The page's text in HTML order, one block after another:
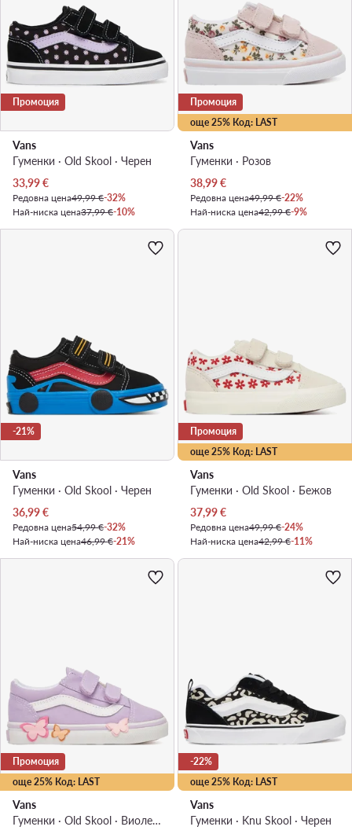
Промоция
Vans
Гуменки · Old Skool · Черен
Актуална цена
33,99€
Редовна цена49,99 €-32%
Най-ниска цена37,99 €-10%
още 25% Код: LAST
Промоция
Vans
Гуменки · Розов
Актуална цена
38,99€
Редовна цена49,99 €-22%
Най-ниска цена42,99 €-9%
-21%
Vans
Гуменки · Old Skool · Черен
Актуална цена
36,99€
Редовна цена54,99 €-32%
Най-ниска цена46,99 €-21%
още 25% Код: LAST
Промоция
Vans
Гуменки · Old Skool · Бежов
Актуална цена
37,99€
Редовна цена49,99 €-24%
Най-ниска цена42,99 €-11%
още 25% Код: LAST
Промоция
Vans
Гуменки · Old Skool · Виолетов
още 25% Код: LAST
-22%
Vans
Гуменки · Knu Skool · Черен